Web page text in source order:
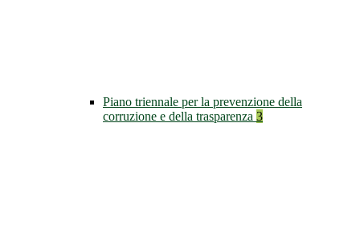
Piano triennale per la prevenzione della
corruzione e della trasparenza 3